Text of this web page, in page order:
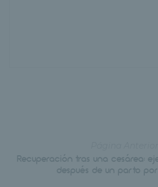
Recuperación tras una cesárea:
después de un parto